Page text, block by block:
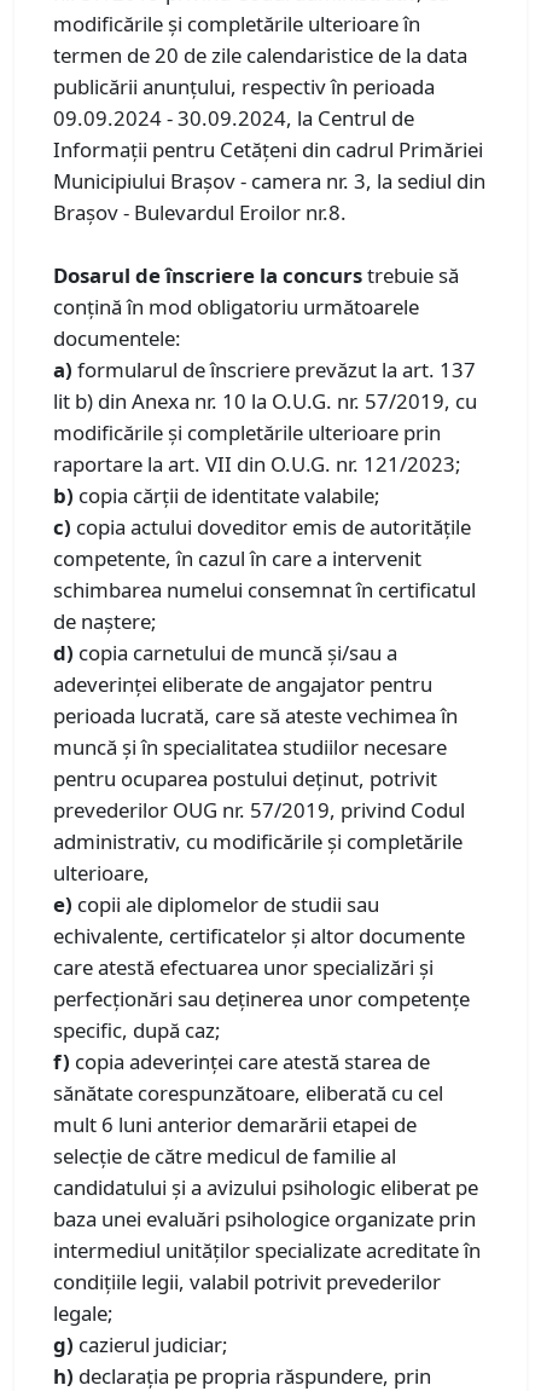
modificările şi completările ulterioare în
termen de 20 de zile calendaristice de la data
publicării anunţului, respectiv în perioada
09.09.2024 - 30.09.2024, la Centrul de
Informaţii pentru Cetăţeni din cadrul Primăriei
Municipiului Braşov - camera nr. 3, la sediul din
Braşov - Bulevardul Eroilor nr.8.
Dosarul de înscriere la concurstrebuie să
conţină în mod obligatoriu următoarele
documentele:
a) formularul de înscriere prevăzut la art. 137
lit b) din Anexa nr. 10 la O.U.G. nr. 57/2019, cu
modificările și completările ulterioare prin
raportare la art. VII din O.U.G. nr. 121/2023;
b) copia cărții de identitate valabile;
c) copia actului doveditor emis de autoritățile
competente, în cazul în care a intervenit
schimbarea numelui consemnat în certificatul
de naștere;
d) copia carnetului de muncă şi/sau a
adeverinţei eliberate de angajator pentru
perioada lucrată, care să ateste vechimea în
muncă şi în specialitatea studiilor necesare
pentru ocuparea postului deținut, potrivit
prevederilor OUG nr. 57/2019, privind Codul
administrativ, cu modificările şi completările
ulterioare,
e) copii ale diplomelor de studii sau
echivalente, certificatelor și altor documente
care atestă efectuarea unor specializări și
perfecționări sau deținerea unor competențe
specific, după caz;
f) copia adeverinţei care atestă starea de
sănătate corespunzătoare, eliberată cu cel
mult 6 luni anterior demarării etapei de
selecție de către medicul de familie al
candidatului și a avizului psihologic eliberat pe
baza unei evaluări psihologice organizate prin
intermediul unităților specializate acreditate în
condițiile legii, valabil potrivit prevederilor
legale;
g) cazierul judiciar;
h) declaraţia pe propria răspundere, prin